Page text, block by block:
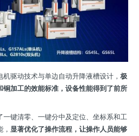
驱动技术与单边自动升降液槽设计， 极
铜加工的效能标准，设备性能得到了前所
一键清零、一键分中及定位、坐标系和工
显著优化了操作流程，让操作人员能够